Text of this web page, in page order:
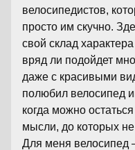
велосипедистов,
просто им скучно.
свой склад
вряд ли подойдет
даже с красивыми
полюбил велосипед
когда можно
мысли, до которых
Для меня велосипед